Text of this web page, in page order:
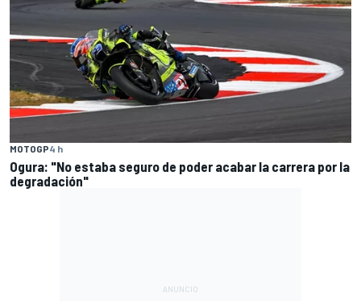
MOTOGP4 h
Ogura: "No estaba seguro de poder acabar la carrera por la
degradación"